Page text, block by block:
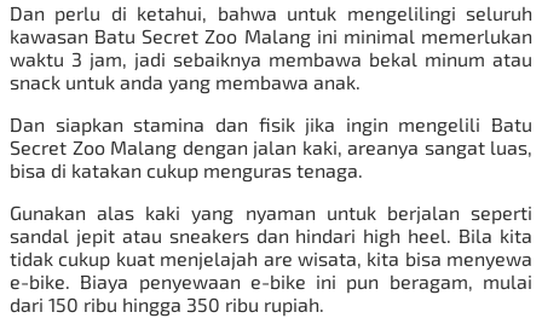
Dan perlu di ketahui, bahwa untuk mengelilingi seluruh
kawasan Batu Secret Zoo Malang ini minimal memerlukan
waktu 3 jam, jadi sebaiknya membawa bekal minum atau
snack untuk anda yang membawa anak.
Dan siapkan stamina dan fisik jika ingin mengelili Batu
Secret Zoo Malang dengan jalan kaki, areanya sangat luas,
bisa di katakan cukup menguras tenaga.
Gunakan alas kaki yang nyaman untuk berjalan seperti
sandal jepit atau sneakers dan hindari high heel. Bila kita
tidak cukup kuat menjelajah are wisata, kita bisa menyewa
e-bike. Biaya penyewaan e-bike ini pun beragam, mulai
dari 150 ribu hingga 350 ribu rupiah.